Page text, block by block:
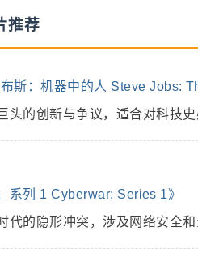
推荐
布斯：机器中的人 Steve Jobs:
头的创新与争议，适合对科技史
系列 1 Cyberwar: Series 1》
代的隐形冲突，涉及网络安全和